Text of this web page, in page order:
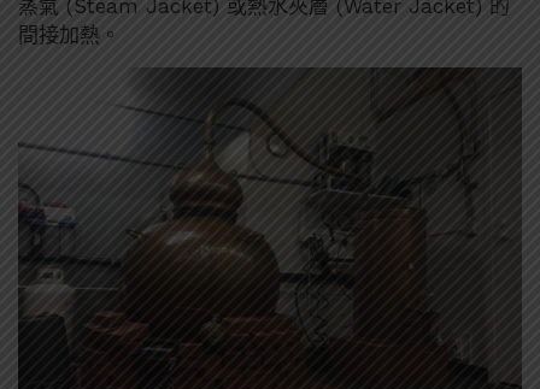
蒸氣 (Steam Jacket) 或熱水夾層 (Water Jacket) 的
間接加熱。